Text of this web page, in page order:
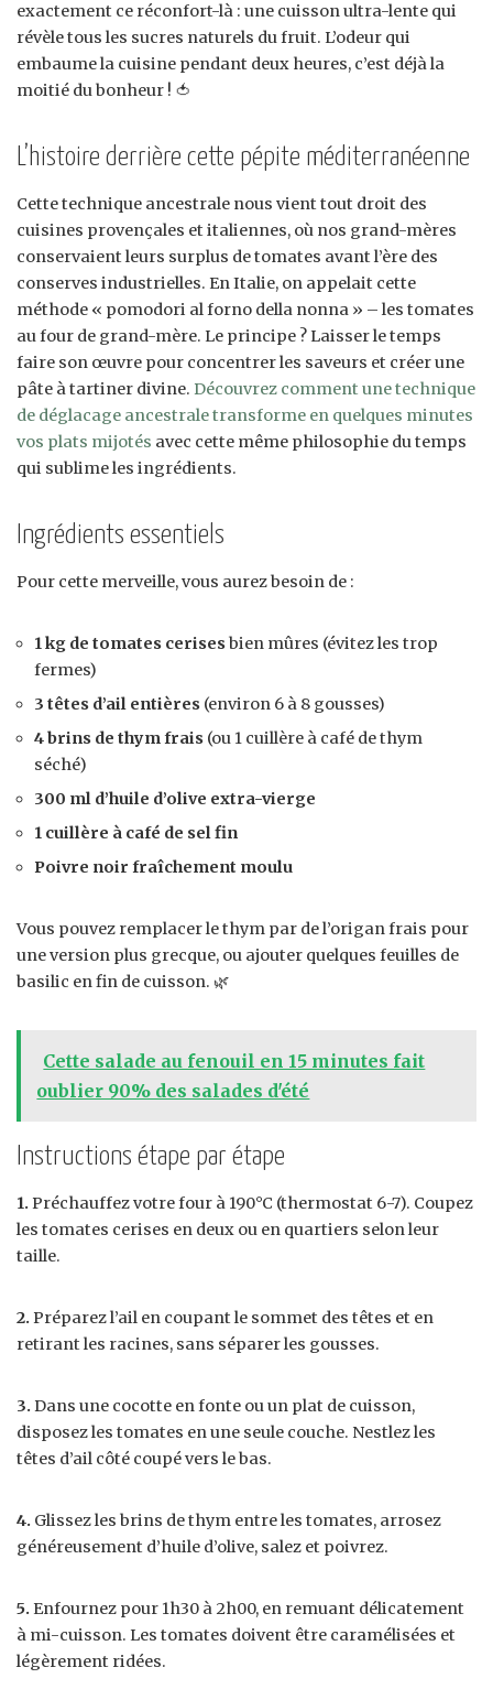
exactement ce réconfort-là : une cuisson ultra-lente qui
révèle tous les sucres naturels du fruit. L’odeur qui
embaume la cuisine pendant deux heures, c’est déjà la
moitié du bonheur ! 🍅
L’histoire derrière cette pépite méditerranéenne
Cette technique ancestrale nous vient tout droit des
cuisines provençales et italiennes, où nos grand-mères
conservaient leurs surplus de tomates avant l’ère des
conserves industrielles. En Italie, on appelait cette
méthode « pomodori al forno della nonna » – les tomates
au four de grand-mère. Le principe ? Laisser le temps
faire son œuvre pour concentrer les saveurs et créer une
pâte à tartiner divine. Découvrez comment une technique
de déglacage ancestrale transforme en quelques minutes
vos plats mijotés avec cette même philosophie du temps
qui sublime les ingrédients.
Ingrédients essentiels
Pour cette merveille, vous aurez besoin de :
1 kg de tomates cerisesbien mûres (évitez les trop
fermes)
3 têtes d’ail entières (environ 6 à 8 gousses)
4 brins de thym frais (ou 1 cuillère à café de thym
séché)
300 ml d’huile d’olive extra-vierge
1 cuillère à café de sel fin
Poivre noir fraîchement moulu
Vous pouvez remplacer le thym par de l’origan frais pour
une version plus grecque, ou ajouter quelques feuilles de
basilic en fin de cuisson. 🌿
Cette salade au fenouil en 15 minutes fait
oublier 90% des salades d'été
Instructions étape par étape
1. Préchauffez votre four à 190°C (thermostat 6-7). Coupez
les tomates cerises en deux ou en quartiers selon leur
taille.
2. Préparez l’ail en coupant le sommet des têtes et en
retirant les racines, sans séparer les gousses.
3. Dans une cocotte en fonte ou un plat de cuisson,
disposez les tomates en une seule couche. Nestlez les
têtes d’ail côté coupé vers le bas.
4. Glissez les brins de thym entre les tomates, arrosez
généreusement d’huile d’olive, salez et poivrez.
5. Enfournez pour 1h30 à 2h00, en remuant délicatement
à mi-cuisson. Les tomates doivent être caramélisées et
légèrement ridées.